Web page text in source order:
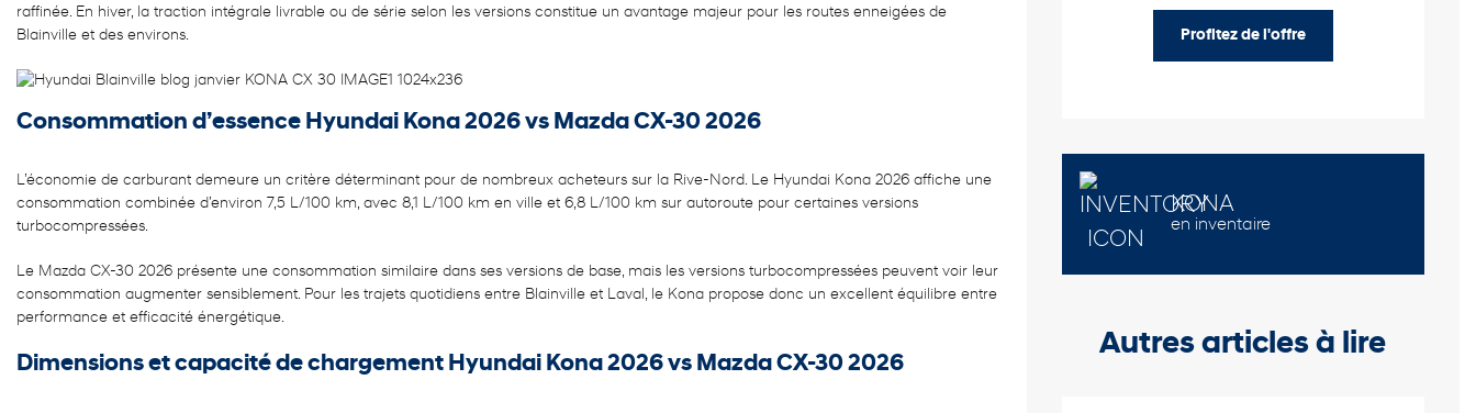
raffinée. En hiver, la traction intégrale livrable ou de série selon les versions constitue un avantage majeur pour les routes enneigées de
Blainville et des environs.
Consommation d’essence Hyundai Kona 2026 vs Mazda CX-30 2026
L’économie de carburant demeure un critère déterminant pour de nombreux acheteurs sur la Rive-Nord. Le Hyundai Kona 2026 affiche une
consommation combinée d’environ 7,5 L/100 km, avec 8,1 L/100 km en ville et 6,8 L/100 km sur autoroute pour certaines versions
turbocompressées.
Le Mazda CX-30 2026 présente une consommation similaire dans ses versions de base, mais les versions turbocompressées peuvent voir leur
consommation augmenter sensiblement. Pour les trajets quotidiens entre Blainville et Laval, le Kona propose donc un excellent équilibre entre
performance et efficacité énergétique.
Dimensions et capacité de chargement Hyundai Kona 2026 vs Mazda CX-30 2026
Profitez de l'offre
KONA
en inventaire
Autres articles à lire